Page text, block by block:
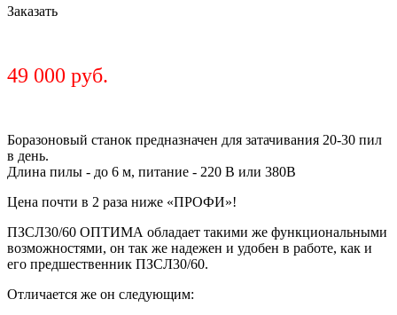
Заказать
49 000 руб.
Боразоновый станок предназначен для затачивания 20-30 пил
в день.
Длина пилы - до 6 м, питание - 220 В или 380В
Цена почти в 2 раза ниже «ПРОФИ»!
ПЗСЛ30/60 ОПТИМА обладает такими же функциональными
возможностями, он так же надежен и удобен в работе, как и
его предшественник ПЗСЛ30/60.
Отличается же он следующим: